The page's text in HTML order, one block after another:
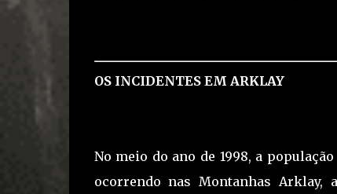
OS INCIDENTES EM ARKLAY
No meio do ano de 1998, a
ocorrendo nas Montanhas Arklay,